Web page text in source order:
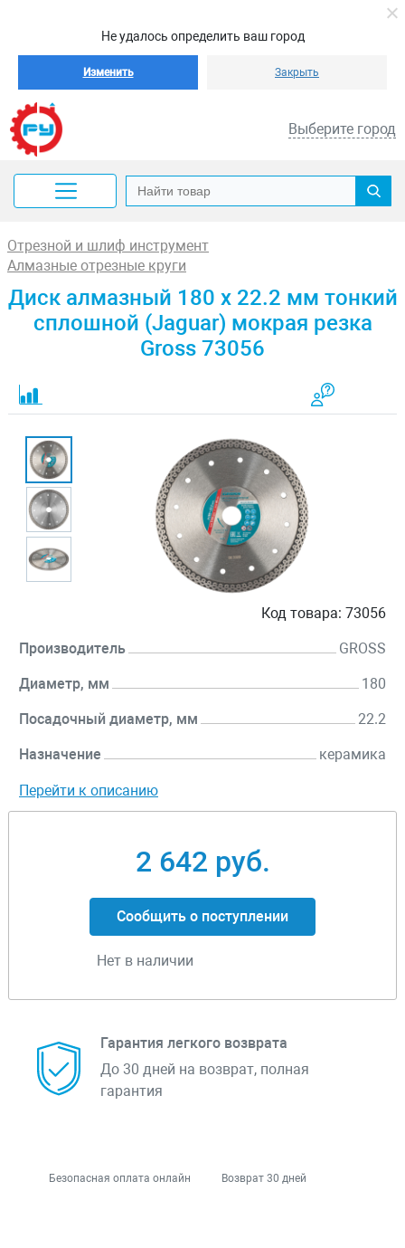
Не удалось определить ваш город
Изменить Закрыть
Выберите город
Отрезной и шлиф инструмент
Алмазные отрезные круги
Диск алмазный 180 х 22.2 мм тонкий
сплошной (Jaguar) мокрая резка
Gross 73056
Код товара: 73056
Производитель GROSS
Диаметр, мм 180
Посадочный диаметр, мм 22.2
Назначение керамика
Перейти к описанию
2 642 руб.
Сообщить о поступлении
Нет в наличии
Гарантия легкого возврата
До 30 дней на возврат, полная
гарантия
Безопасная оплата онлайн Возврат 30 дней